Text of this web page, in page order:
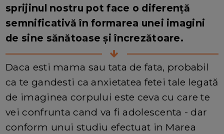
sprijinul nostru pot face o diferență
semnificativă în formarea unei imagini
de sine sănătoase și încrezătoare.
Daca esti mama sau tata de fata, probabil
ca te gandesti ca anxietatea fetei tale legată
de imaginea corpului este ceva cu care te
vei confrunta cand va fi adolescenta - dar
conform unui studiu efectuat in Marea